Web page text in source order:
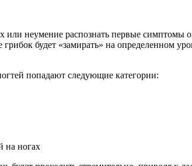
неумение распознать первые
будет «замирать» на определенном
попадают следующие категории: